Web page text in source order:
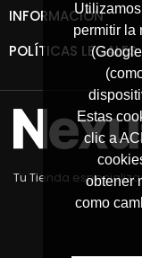
permitir la
Estas
clic a
obtener
como
INFORMACIÓN
POLÍTICAS LEGALES
Tu Tienda